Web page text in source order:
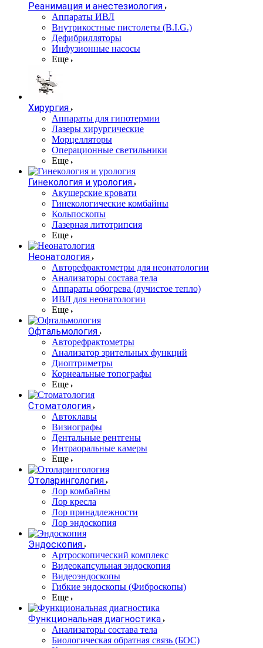
Реанимация и анестезиология
Аппараты ИВЛ
Внутрикостные пистолеты (B.I.G.)
Дефибрилляторы
Инфузионные насосы
Еще
Хирургия
Аппараты для гипотермии
Лазеры хирургические
Морцелляторы
Операционные светильники
Еще
Гинекология и урология
Акушерские кровати
Гинекологические комбайны
Кольпоскопы
Лазерная литотрипсия
Еще
Неонатология
Авторефрактометры для неонатологии
Анализаторы состава тела
Аппараты обогрева (лучистое тепло)
ИВЛ для неонатологии
Еще
Офтальмология
Авторефрактометры
Анализатор зрительных функций
Диоптриметры
Корнеальные топографы
Еще
Стоматология
Автоклавы
Визиографы
Дентальные рентгены
Интраоральные камеры
Еще
Отоларингология
Лор комбайны
Лор кресла
Лор принадлежности
Лор эндоскопия
Эндоскопия
Артроскопический комплекс
Видеокапсульная эндоскопия
Видеоэндоскопы
Гибкие эндоскопы (Фиброcкопы)
Еще
Функциональная диагностика
Анализаторы состава тела
Биологическая обратная связь (БОС)